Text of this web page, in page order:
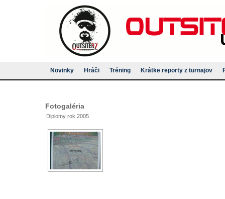
Novinky Hráči Tréning Krátke reporty z turnajov
Fotogaléria
Diplomy rok 2005